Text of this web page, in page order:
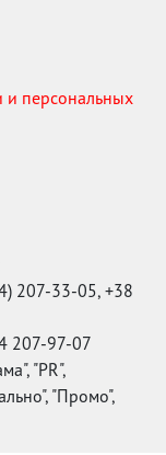
и персональных
207-33-05, +38
207-97-07
"PR",
"Промо",